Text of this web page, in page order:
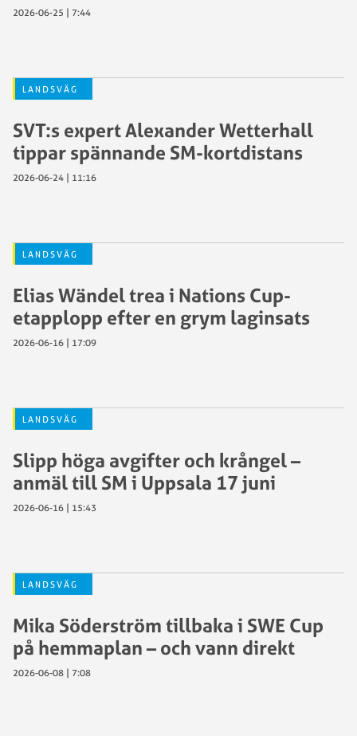
2026-06-25 | 7:44
LANDSVÄG
SVT:s expert Alexander Wetterhall
tippar spännande SM-kortdistans
2026-06-24 | 11:16
LANDSVÄG
Elias Wändel trea i Nations Cup-
etapplopp efter en grym laginsats
2026-06-16 | 17:09
LANDSVÄG
Slipp höga avgifter och krångel –
anmäl till SM i Uppsala 17 juni
2026-06-16 | 15:43
LANDSVÄG
Mika Söderström tillbaka i SWE Cup
på hemmaplan – och vann direkt
2026-06-08 | 7:08